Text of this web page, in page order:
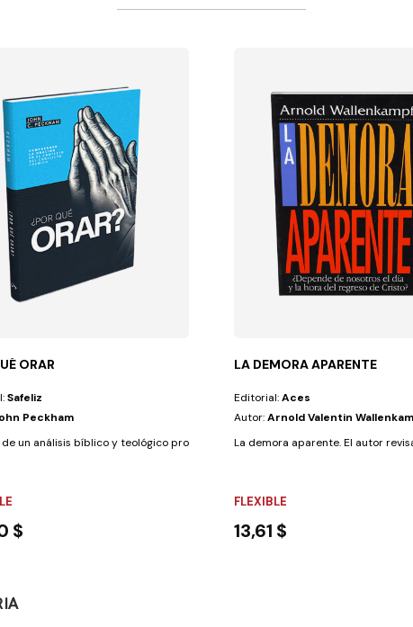
ORAR
Safeliz
Peckham
un análisis bíblico y teológico profundo, este libro examina varios...
$
LA DEMORA APARENTE
Editorial:Aces
Autor:Arnold Valentin
La demora aparente. El autor
FLEXIBLE
13,61 $